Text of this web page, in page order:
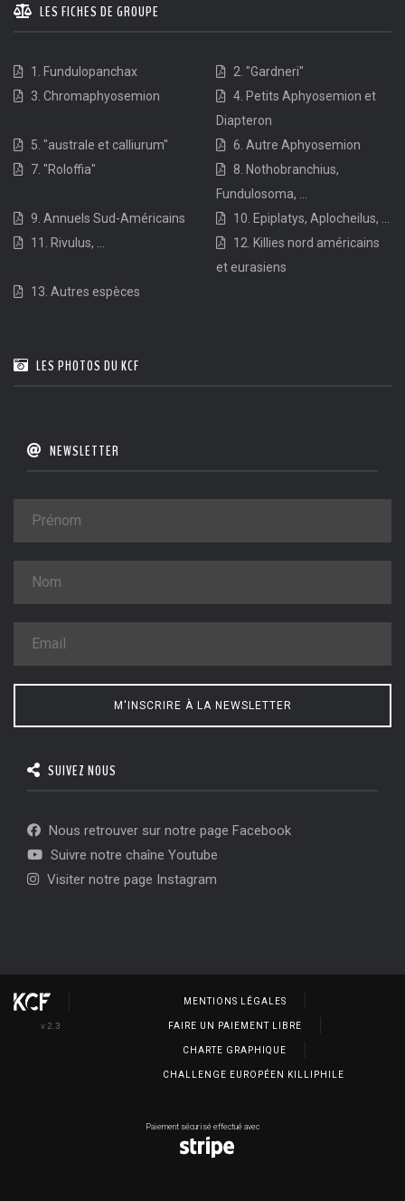
LES FICHES DE GROUPE
1. Fundulopanchax
2. "Gardneri"
3. Chromaphyosemion
4. Petits Aphyosemion et
Diapteron
5. "australe et calliurum"
6. Autre Aphyosemion
7. "Roloffia"
8. Nothobranchius,
Fundulosoma, ...
9. Annuels Sud-Américains
10. Epiplatys, Aplocheilus, ...
11. Rivulus, ...
12. Killies nord américains
et eurasiens
13. Autres espèces
LES PHOTOS DU KCF
NEWSLETTER
M'INSCRIRE À LA NEWSLETTER
SUIVEZ NOUS
Nous retrouver sur notre page Facebook
Suivre notre chaîne Youtube
Visiter notre page Instagram
v 2.3
MENTIONS LÉGALES
FAIRE UN PAIEMENT LIBRE
CHARTE GRAPHIQUE
CHALLENGE EUROPÉEN KILLIPHILE
Paiement sécurisé effectué avec